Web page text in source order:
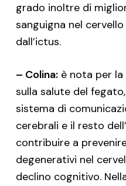
grado inoltre di
sanguigna nel
dall’ictus.
– Colina:è nota per la
sulla salute del
sistema di
cerebrali e il resto
contribuire a
degenerativi nel
declino cognitivo.